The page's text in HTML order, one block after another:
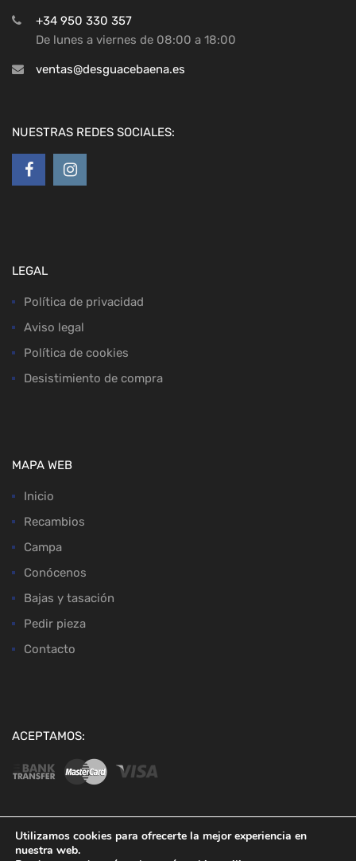
+34 950 330 357
De lunes a viernes de 08:00 a 18:00
ventas@desguacebaena.es
NUESTRAS REDES SOCIALES:
LEGAL
Política de privacidad
Aviso legal
Política de cookies
Desistimiento de compra
MAPA WEB
Inicio
Recambios
Campa
Conócenos
Bajas y tasación
Pedir pieza
Contacto
ACEPTAMOS:
Utilizamos cookies para ofrecerte la mejor experiencia en
nuestra web.